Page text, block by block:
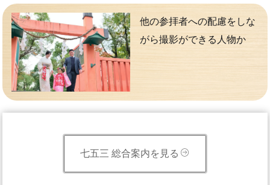
他の参拝者への配慮をしな
がら撮影ができる人物か
七五三 総合案内を見る